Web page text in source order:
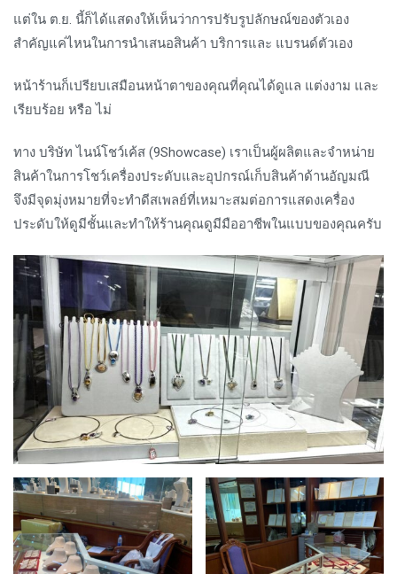
แต่ใน ต.ย. นี้ก็ได้แสดงให้เห็นว่าการปรับรูปลักษณ์ของตัวเอง
สำคัญแค่ไหนในการนำเสนอสินค้า บริการและ แบรนด์ตัวเอง
หน้าร้านก็เปรียบเสมือนหน้าตาของคุณที่คุณได้ดูแล แต่งงาม และ
เรียบร้อย หรือ ไม่
ทาง บริษัท ไนน์โชว์เค้ส (9Showcase) เราเป็นผู้ผลิตและจำหน่าย
สินค้าในการโชว์เครื่องประดับและอุปกรณ์เก็บสินค้าด้านอัญมณี
จึงมีจุดมุ่งหมายที่จะทำดีสเพลย์ที่เหมาะสมต่อการแสดงเครื่อง
ประดับให้ดูมีชั้นและทำให้ร้านคุณดูมีมืออาชีพในแบบของคุณครับ